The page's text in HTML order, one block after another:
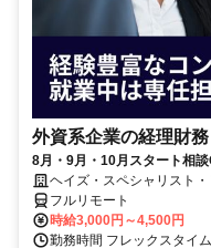
外資系企業の経理財務
8月・9月・10月スタート相
大／700万～800万／リモー
ヘイズ・スペシャリスト
フルリモート
時給3,000円～4,500円
勤務時間 フレックスタイ